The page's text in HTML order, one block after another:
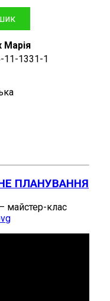
Марія
11-1331-1
ПЛАНУВАННЯ
майстер-клас